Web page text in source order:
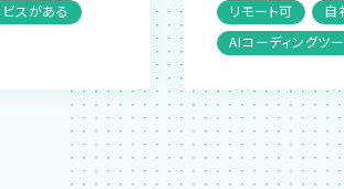
スがある リモート可
自
AIコーディングツ